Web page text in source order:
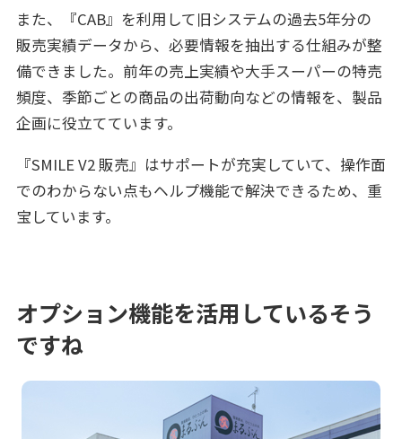
また、『CAB』を利用して旧システムの過去5年分の
販売実績データから、必要情報を抽出する仕組みが整
備できました。前年の売上実績や大手スーパーの特売
頻度、季節ごとの商品の出荷動向などの情報を、製品
企画に役立てています。
『SMILE V2 販売』はサポートが充実していて、操作面
でのわからない点もヘルプ機能で解決できるため、重
宝しています。
オプション機能を活用しているそう
ですね